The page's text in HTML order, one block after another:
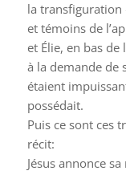
la transfiguration
et témoins de
et Élie, en bas
à la demande de
étaient
possédait.
Puis ce sont ces
récit:
Jésus annonce